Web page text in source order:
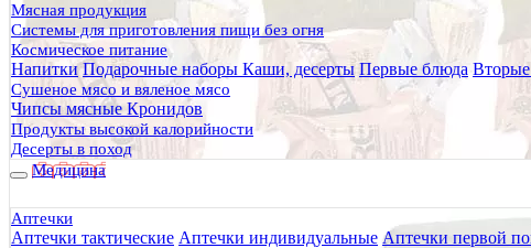
Мясная продукция
Системы для приготовления пищи без огня
Космическое питание
Напитки Подарочные наборы Каши, десерты Первые блюда
Сушеное мясо и вяленое мясо
Чипсы мясные Кронидов
Продукты высокой калорийности
Десерты в поход
Медицина
Аптечки
Аптечки тактические Аптечки индивидуальные Аптечки первой
Сортировать:
Выводить по:
Фильтры
Сортировка
сначала дешёвые
сначала популярные